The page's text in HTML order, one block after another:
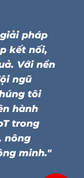
pháp
kết nối,
Với nền
ngũ
tôi
hành
trong
nông
minh."